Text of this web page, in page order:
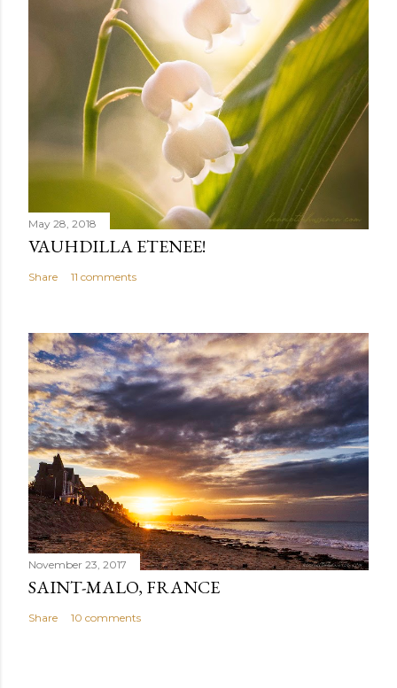
May 28, 2018
VAUHDILLA ETENEE!
Share 11 comments
November 23, 2017
SAINT-MALO, FRANCE
Share 10 comments